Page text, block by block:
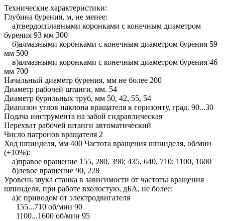
Технические характеристики:
Глубина бурения, м, не менее:
а)твердосплавными коронками с конечным диаметром
бурения 93 мм 300
б)алмазными коронками с конечным диаметром бурения 59
мм 500
в)алмазными коронками с конечным диаметром бурения 46
мм 700
Начальный диаметр бурения, мм не более 200
Диаметр рабочей штанги, мм. 54
Диаметр бурильных труб, мм 50, 42, 55, 54
Диапазон углов наклона вращателя к горизонту, град. 90...30
Подача инструмента на забой гидравлическая
Перехват рабочей штанги автоматический
Число патронов вращателя 2
Ход шпинделя, мм 400 Частота вращения шпинделя, об/мин
(±10%):
а)правое вращение 155, 280, 390; 435, 640, 710; 1100, 1600
б)левое вращение 90, 228
Уровень звука станка в зависимости от частоты вращения
шпинделя, при работе вхолостую, дБА, не более:
а)с приводом от электродвигателя
155...710 об/мин 90
1100...1600 об/мин 95